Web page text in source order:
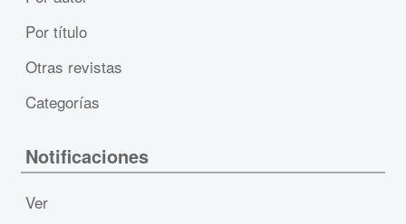
Por título
Otras revistas
Categorías
Notificaciones
Ver